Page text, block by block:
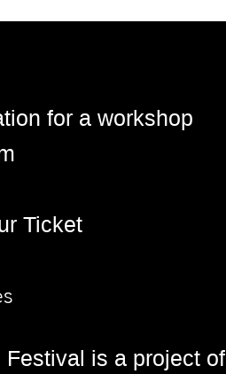
for a workshop
Ticket
Festival is a project of